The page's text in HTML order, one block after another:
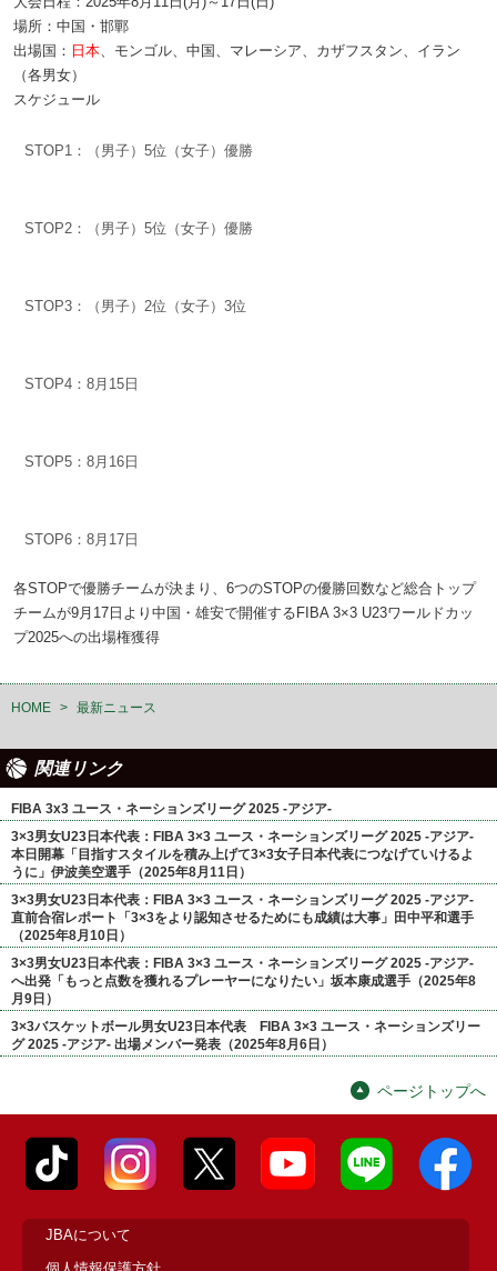
場所：中国・邯鄲
出場国： 日本、モンゴル、中国、マレーシア、カザフスタン、イラン
（各男女）
スケジュール
STOP1：（男子）5位（女子）優勝
STOP2：（男子）5位（女子）優勝
STOP3：（男子）2位（女子）3位
STOP4：8月15日
STOP5：8月16日
STOP6：8月17日
各STOPで優勝チームが決まり、6つのSTOPの優勝回数など総合トップ
チームが9月17日より中国・雄安で開催するFIBA 3×3 U23ワールドカッ
プ2025への出場権獲得
HOME > 最新ニュース
関連リンク
FIBA 3x3 ユース・ネーションズリーグ 2025 -アジア-
3×3男女U23日本代表：FIBA 3×3 ユース・ネーションズリーグ 2025 -アジア-
本日開幕「目指すスタイルを積み上げて3×3女子日本代表につなげていけるよ
うに」伊波美空選手（2025年8月11日）
3×3男女U23日本代表：FIBA 3×3 ユース・ネーションズリーグ 2025 -アジア-
直前合宿レポート「3×3をより認知させるためにも成績は大事」田中平和選手
（2025年8月10日）
3×3男女U23日本代表：FIBA 3×3 ユース・ネーションズリーグ 2025 -アジア-
へ出発「もっと点数を獲れるプレーヤーになりたい」坂本康成選手（2025年8
月9日）
3×3バスケットボール男女U23日本代表 FIBA 3×3 ユース・ネーションズリー
グ 2025 -アジア- 出場メンバー発表（2025年8月6日）
ページトップへ
JBAについて